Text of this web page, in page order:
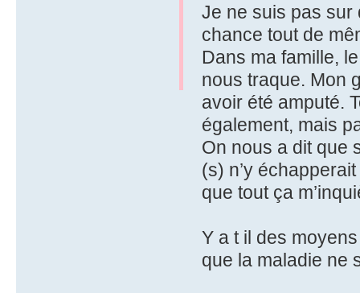
Je ne suis pas sur
chance tout de
Dans ma famille,
nous traque. Mon
avoir été amputé.
également, mais
On nous a dit que
(s) n’y
que tout ça
Y a t il des
que la maladie ne